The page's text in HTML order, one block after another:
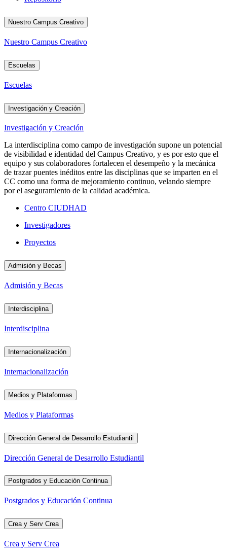
Nuestro Campus Creativo
Nuestro Campus Creativo
Escuelas
Escuelas
Investigación y Creación
Investigación y Creación
La interdisciplina como campo de investigación supone un potencial
de visibilidad e identidad del Campus Creativo, y es por esto que el
equipo y sus colaboradores fortalecen el desempeño y la mecánica
de trazar puentes inéditos entre las disciplinas que se imparten en el
CC como una forma de mejoramiento continuo, velando siempre
por el aseguramiento de la calidad académica.
Centro CIUDHAD
Investigadores
Proyectos
Admisión y Becas
Admisión y Becas
Interdisciplina
Interdisciplina
Internacionalización
Internacionalización
Medios y Plataformas
Medios y Plataformas
Dirección General de Desarrollo Estudiantil
Dirección General de Desarrollo Estudiantil
Postgrados y Educación Continua
Postgrados y Educación Continua
Crea y Serv Crea
Crea y Serv Crea